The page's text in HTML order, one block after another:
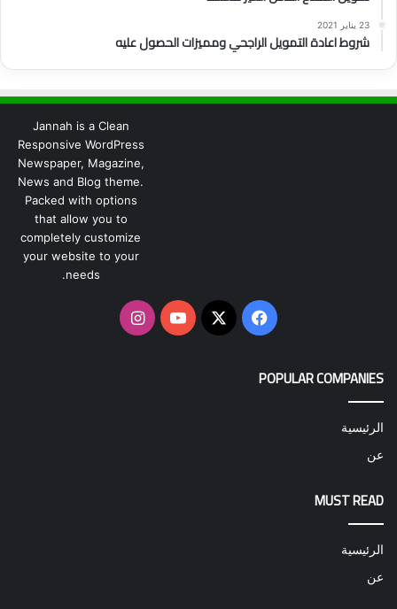
23 يناير 2021
شروط اعادة التمويل الراجحي ومميزات الحصول عليه
Jannah is a Clean
Responsive WordPress
Newspaper, Magazine,
News and Blog theme.
Packed with options
that allow you to
completely customize
your website to your
needs.
فيسبوك
‫X
‫YouTubeانستقرام
POPULAR COMPANIES
الرئيسية
عن
MUST READ
الرئيسية
عن